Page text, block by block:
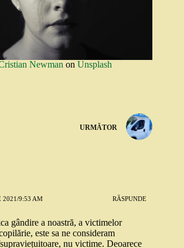
Newman on Unsplash
URMĂTOR
2021/9:53 AM RĂSPUNDE
gândire a noastră, a victimelor
este sa ne consideram
nu victime. Deoarece